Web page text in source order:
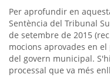
Per aprofundir en
Sentència del Tribunal
de setembre de 2015
mocions aprovades en
del govern municipal.
processal que va més